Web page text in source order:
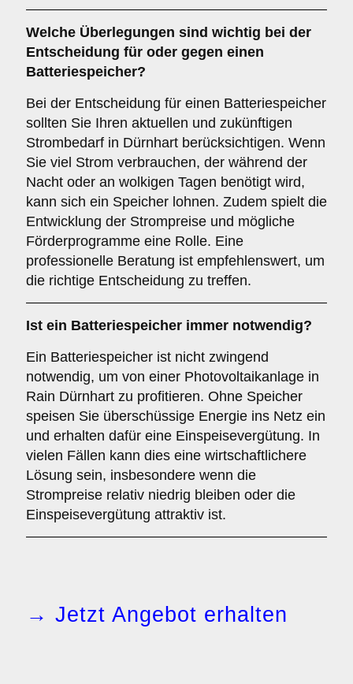
Welche Überlegungen sind wichtig bei der
Entscheidung für oder gegen einen
Batteriespeicher?
Bei der Entscheidung für einen Batteriespeicher
sollten Sie Ihren aktuellen und zukünftigen
Strombedarf in Dürnhart berücksichtigen. Wenn
Sie viel Strom verbrauchen, der während der
Nacht oder an wolkigen Tagen benötigt wird,
kann sich ein Speicher lohnen. Zudem spielt die
Entwicklung der Strompreise und mögliche
Förderprogramme eine Rolle. Eine
professionelle Beratung ist empfehlenswert, um
die richtige Entscheidung zu treffen.
Ist ein Batteriespeicher immer notwendig?
Ein Batteriespeicher ist nicht zwingend
notwendig, um von einer Photovoltaikanlage in
Rain Dürnhart zu profitieren. Ohne Speicher
speisen Sie überschüssige Energie ins Netz ein
und erhalten dafür eine Einspeisevergütung. In
vielen Fällen kann dies eine wirtschaftlichere
Lösung sein, insbesondere wenn die
Strompreise relativ niedrig bleiben oder die
Einspeisevergütung attraktiv ist.
→ Jetzt Angebot erhalten